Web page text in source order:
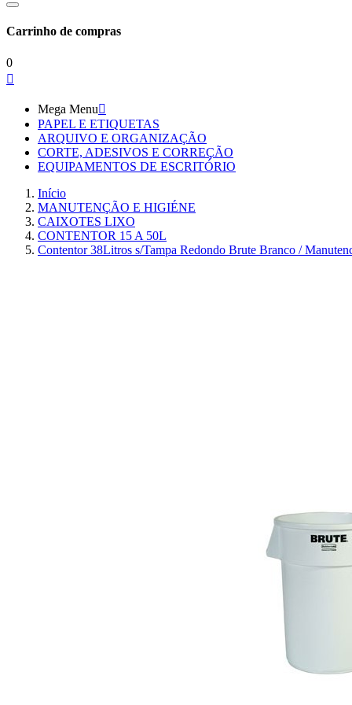
Carrinho de compras
0

Mega Menu
PAPEL E ETIQUETAS
ARQUIVO E ORGANIZAÇÃO
CORTE, ADESIVOS E CORREÇÃO
EQUIPAMENTOS DE ESCRITÓRIO
Início
MANUTENÇÃO E HIGIÉNE
CAIXOTES LIXO
CONTENTOR 15 A 50L
Contentor 38Litros s/Tampa Redondo Brute Branco /